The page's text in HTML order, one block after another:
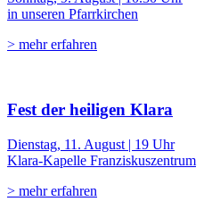
in unseren Pfarrkirchen
> mehr erfahren
Fest der heiligen Klara
Dienstag, 11. August | 19 Uhr
Klara-Kapelle Franziskuszentrum
> mehr erfahren